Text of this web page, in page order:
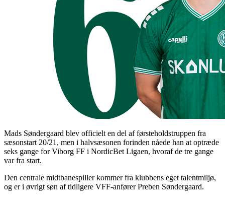
Mads Søndergaard blev officielt en del af førsteholdstruppen fra
sæsonstart 20/21, men i halvsæsonen forinden nåede han at optræde
seks gange for Viborg FF i NordicBet Ligaen, hvoraf de tre gange
var fra start.
Den centrale midtbanespiller kommer fra klubbens eget talentmiljø,
og er i øvrigt søn af tidligere VFF-anfører Preben Søndergaard.